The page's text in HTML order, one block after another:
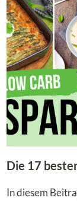
–
&
Die 17
In diesem